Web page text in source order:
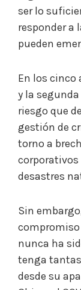
ser lo
responder a
pueden
En los cinco
y la
riesgo que
gestión de
torno a
desastres
Sin
nunca ha
tenga tantas
desde su